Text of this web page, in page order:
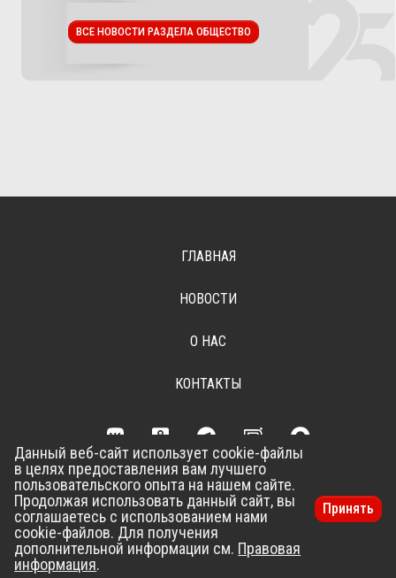
ВСЕ НОВОСТИ РАЗДЕЛА ОБЩЕСТВО
ГЛАВНАЯ
НОВОСТИ
О НАС
КОНТАКТЫ
Разработка сайта –Vladweb
ПОДАТЬ ОБЪЯВЛЕНИЕ
Данный веб-сайт использует cookie-файлы
в целях предоставления вам лучшего
пользовательского опыта на нашем сайте.
Продолжая использовать данный сайт, вы
соглашаетесь с использованием нами
cookie-файлов. Для получения
дополнительной информации см. Правовая
информация.
Принять